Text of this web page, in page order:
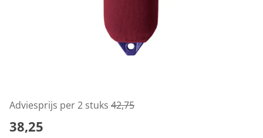
Adviesprijs per 2 stuks 42,75
38,25